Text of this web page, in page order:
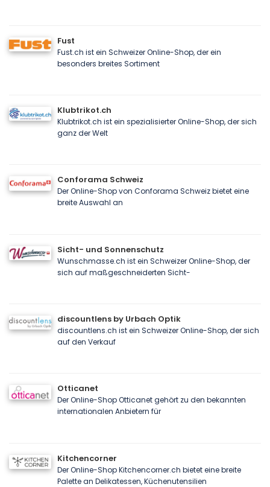
Fust
Fust.ch ist ein Schweizer Online-Shop, der ein
besonders breites Sortiment
Klubtrikot.ch
Klubtrikot.ch ist ein spezialisierter Online-Shop, der sich
ganz der Welt
Conforama Schweiz
Der Online-Shop von Conforama Schweiz bietet eine
breite Auswahl an
Sicht- und Sonnenschutz
Wunschmasse.ch ist ein Schweizer Online-Shop, der
sich auf maßgeschneiderten Sicht-
discountlens by Urbach Optik
discountlens.ch ist ein Schweizer Online-Shop, der sich
auf den Verkauf
Otticanet
Der Online-Shop Otticanet gehört zu den bekannten
internationalen Anbietern für
Kitchencorner
Der Online-Shop Kitchencorner.ch bietet eine breite
Palette an Delikatessen, Küchenutensilien